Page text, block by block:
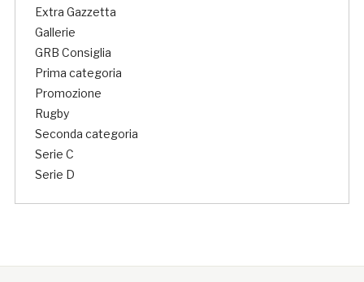
Extra Gazzetta
Gallerie
GRB Consiglia
Prima categoria
Promozione
Rugby
Seconda categoria
Serie C
Serie D